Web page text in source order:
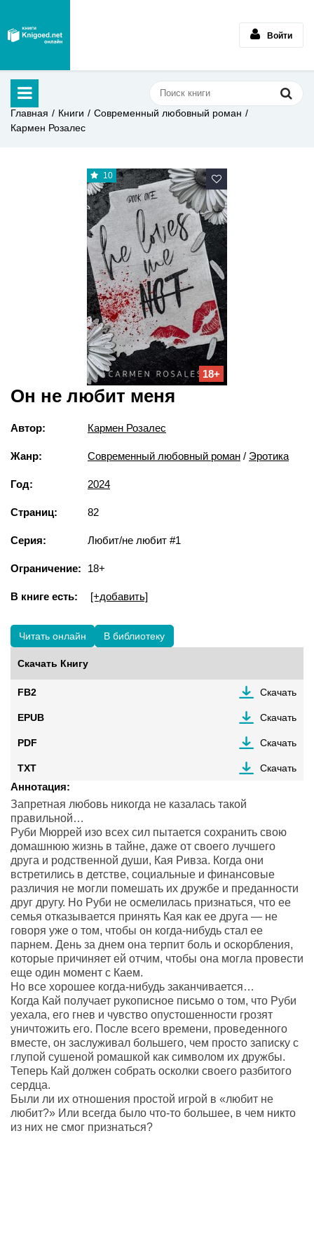
Войти
Главная Книги
Современный любовный роман
Кармен Розалес
10
18+
Он не любит меня
Автор: Кармен Розалес
Жанр: Современный любовный роман / Эротика
Год: 2024
Страниц: 82
Серия: Любит/не любит #1
Ограничение: 18+
В книге есть: [+добавить]
Читать онлайн В библиотеку
Скачать Книгу
FB2 Скачать
EPUB Скачать
PDF Скачать
TXT Скачать
Аннотация:
Запретная любовь никогда не казалась такой
правильной…
Руби Мюррей изо всех сил пытается сохранить свою
домашнюю жизнь в тайне, даже от своего лучшего
друга и родственной души, Кая Ривза. Когда они
встретились в детстве, социальные и финансовые
различия не могли помешать их дружбе и преданности
друг другу. Но Руби не осмелилась признаться, что ее
семья отказывается принять Кая как ее друга — не
говоря уже о том, чтобы он когда-нибудь стал ее
парнем. День за днем она терпит боль и оскорбления,
которые причиняет ей отчим, чтобы она могла провести
еще один момент с Каем.
Но все хорошее когда-нибудь заканчивается…
Когда Кай получает рукописное письмо о том, что Руби
уехала, его гнев и чувство опустошенности грозят
уничтожить его. После всего времени, проведенного
вместе, он заслуживал большего, чем просто записку с
глупой сушеной ромашкой как символом их дружбы.
Теперь Кай должен собрать осколки своего разбитого
сердца.
Были ли их отношения простой игрой в «любит не
любит?» Или всегда было что-то большее, в чем никто
из них не смог признаться?